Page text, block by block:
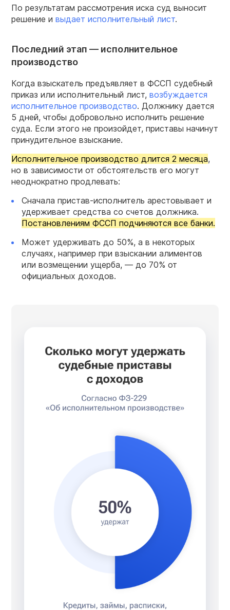
По результатам рассмотрения иска суд выносит
решение и выдает исполнительный лист.
Последний этап — исполнительное
производство
Когда взыскатель предъявляет в ФССП судебный
приказ или исполнительный лист, возбуждается
исполнительное производство. Должнику дается
5 дней, чтобы добровольно исполнить решение
суда. Если этого не произойдет, приставы начинут
принудительное взыскание.
Исполнительное производство длится 2 месяца,
но в зависимости от обстоятельств его могут
неоднократно продлевать:
Сначала пристав-исполнитель арестовывает и
удерживает средства со счетов должника.
Постановлениям ФССП подчиняются все банки.
Может удерживать до 50%, а в некоторых
случаях, например при взыскании алиментов
или возмещении ущерба, — до 70% от
официальных доходов.